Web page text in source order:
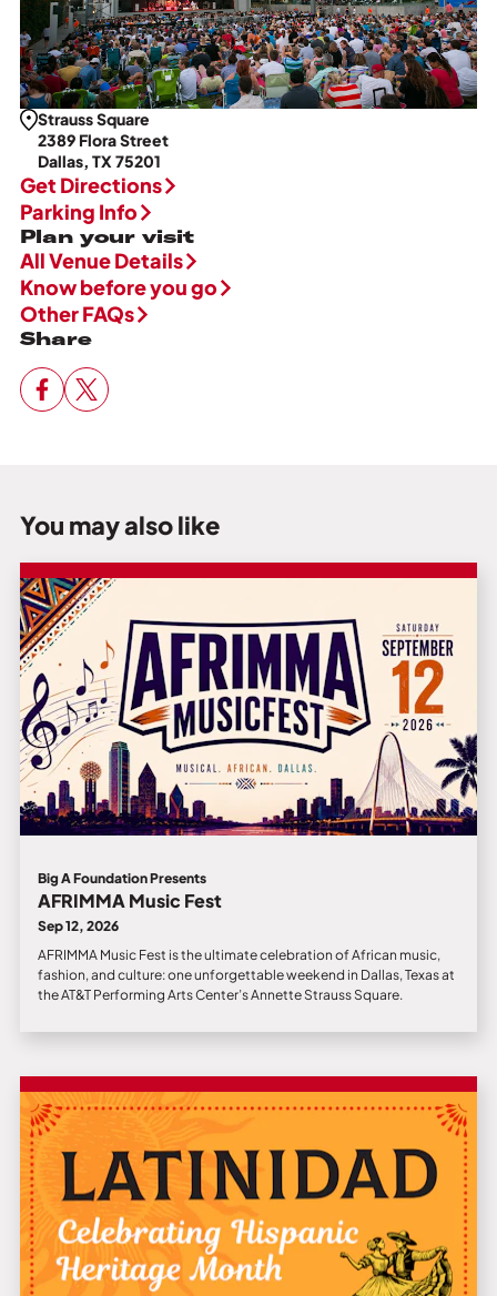
Strauss Square
2389 Flora Street
Dallas, TX 75201
Get Directions
Parking Info
Plan your visit
All Venue Details
Know before you go
Other FAQs
Share
You may also like
Big A Foundation Presents
AFRIMMA Music Fest
Sep 12, 2026
AFRIMMA Music Fest is the ultimate celebration of African music,
fashion, and culture: one unforgettable weekend in Dallas, Texas at
the AT&T Performing Arts Center’s Annette Strauss Square.